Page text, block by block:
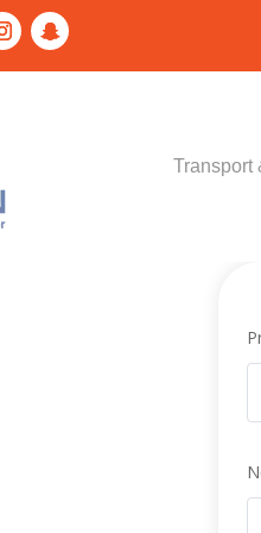
Transport